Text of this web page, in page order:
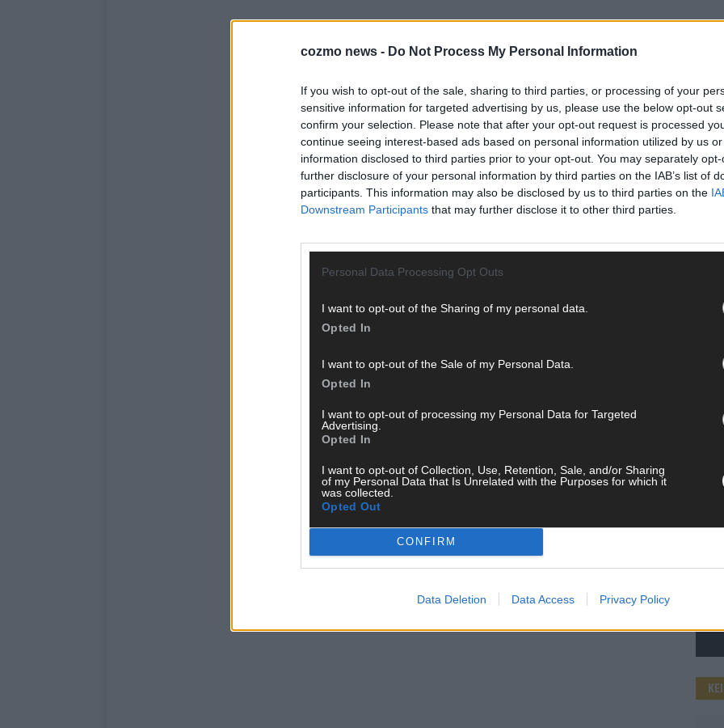
cozmo news - Do Not Process My Personal Information
If you wish to opt-out of the sale, sharing to third parties, or processing of your
sensitive information for targeted advertising by us, please use the below opt-out
confirm your selection. Please note that after your opt-out request is processed
continue seeing interest-based ads based on personal information utilized by us
information disclosed to third parties prior to your opt-out. You may separately
further disclosure of your personal information by third parties on the IAB’s list of
participants. This information may also be disclosed by us to third parties on the
Downstream Participants that may further disclose it to other third parties.
Personal Data Processing Opt Outs
I want to opt-out of the Sharing of my personal data.
Opted In
I want to opt-out of the Sale of my Personal Data.
Opted In
I want to opt-out of processing my Personal Data for Targeted
Advertising.
Opted In
I want to opt-out of Collection, Use, Retention, Sale, and/or Sharing
of my Personal Data that Is Unrelated with the Purposes for which it
was collected.
Opted Out
CONFIRM
Data Deletion Data Access Privacy Policy